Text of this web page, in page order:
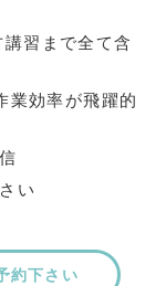
習まで全て含
業効率が飛躍的
い
約下さい